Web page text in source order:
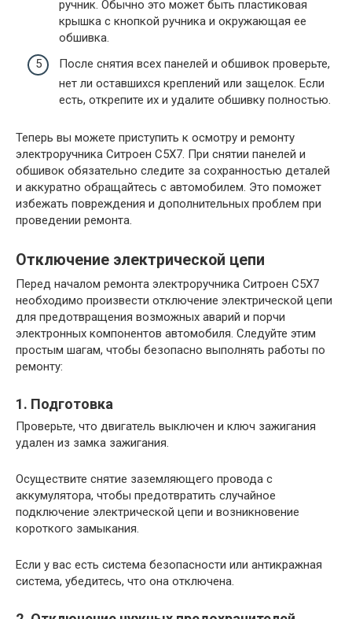
ручник. Обычно это может быть пластиковая
крышка с кнопкой ручника и окружающая ее
обшивка.
После снятия всех панелей и обшивок проверьте,
нет ли оставшихся креплений или защелок. Если
есть, открепите их и удалите обшивку полностью.
Теперь вы можете приступить к осмотру и ремонту
электроручника Ситроен С5Х7. При снятии панелей и
обшивок обязательно следите за сохранностью деталей
и аккуратно обращайтесь с автомобилем. Это поможет
избежать повреждения и дополнительных проблем при
проведении ремонта.
Отключение электрической цепи
Перед началом ремонта электроручника Ситроен С5Х7
необходимо произвести отключение электрической цепи
для предотвращения возможных аварий и порчи
электронных компонентов автомобиля. Следуйте этим
простым шагам, чтобы безопасно выполнять работы по
ремонту:
1. Подготовка
Проверьте, что двигатель выключен и ключ зажигания
удален из замка зажигания.
Осуществите снятие заземляющего провода с
аккумулятора, чтобы предотвратить случайное
подключение электрической цепи и возникновение
короткого замыкания.
Если у вас есть система безопасности или антикражная
система, убедитесь, что она отключена.